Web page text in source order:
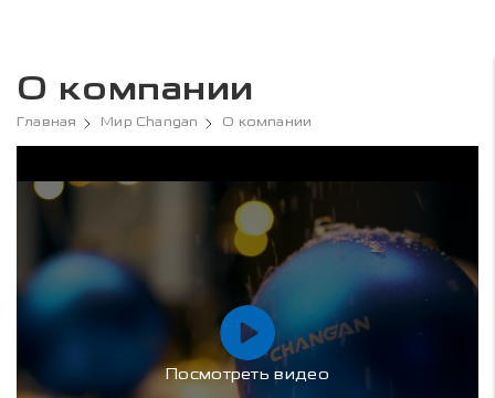
О компании
Главная Мир Changan О компании
Посмотреть видео